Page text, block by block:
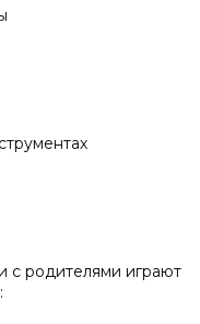
с родителями играют
: